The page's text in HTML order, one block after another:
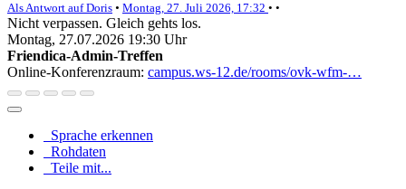
Als Antwort auf Doris • Montag, 27. Juli 2026, 17:32 • •
Nicht verpassen. Gleich gehts los.
Montag, 27.07.2026 19:30 Uhr
Friendica-Admin-Treffen
Online-Konferenzraum: campus.ws-12.de/rooms/ovk-wfm-…
Sprache erkennen
Rohdaten
Teile mit...